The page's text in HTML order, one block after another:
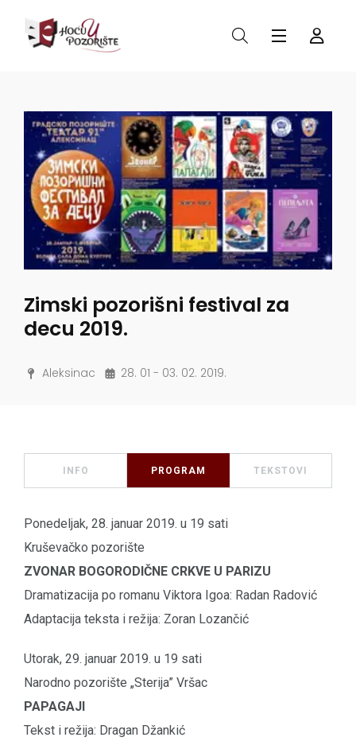
Zimski pozorišni festival za
decu 2019.
Aleksinac 28. 01 - 03. 02. 2019.
INFO PROGRAM TEKSTOVI
Ponedeljak, 28. januar 2019. u 19 sati
Kruševačko pozorište
ZVONAR BOGORODIČNE CRKVE U PARIZU
Dramatizacija po romanu Viktora Igoa: Radan Radović
Adaptacija teksta i režija: Zoran Lozančić
Utorak, 29. januar 2019. u 19 sati
Narodno pozorište „Sterija” Vršac
PAPAGAJI
Tekst i režija: Dragan Džankić